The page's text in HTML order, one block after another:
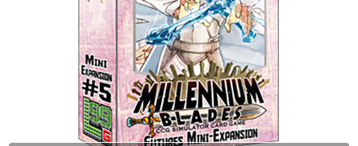
Giochi di Carte Collezionabili